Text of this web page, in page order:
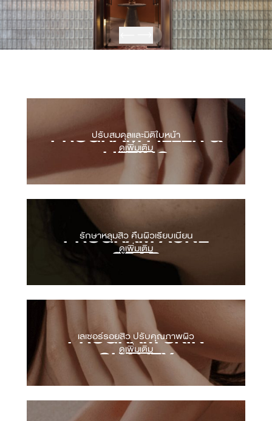
English
ไทย
ปรับสมดุลและมิติใบหน้า
PROGRAM FILLER &
LIFTING
Program Ulthera / Ulthera Prime
Program Oligio / OligioX
Program Filler
Program Sculptra
Program Radiesse
Program Profhilo
Program Botox
Program Onda Pro
Program Thermage FLX
Program Titanium Lifting
ดูเพิ่มเติม
รักษาหลุมสิว คืนผิวเรียบเนียน
PROGRAM ACNE
SCAR
Acne Scar Consultation
Acne Scar Biostimulator
Program Picosecond Laser
Program EXION
Program RedTouch Pro
Program TCA Cross
Program Subcision
ดูเพิ่มเติม
เลเซอร์รอยสิว ปรับคุณภาพผิว
PROGRAM SKIN
QUALITY
Program Profhilo
Program Fresh Collagen
Program Picosecond Laser
Program RedTouch Pro
Program Acne Treatment
Program Melasma Treatment
Program Belotero Revive
Program Vitaran
ดูเพิ่มเติม